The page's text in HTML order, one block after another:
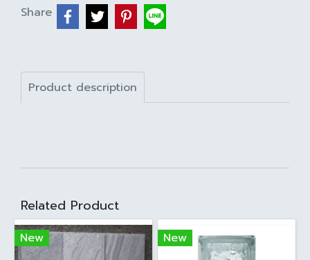
Share
Product description
Related Product
New New